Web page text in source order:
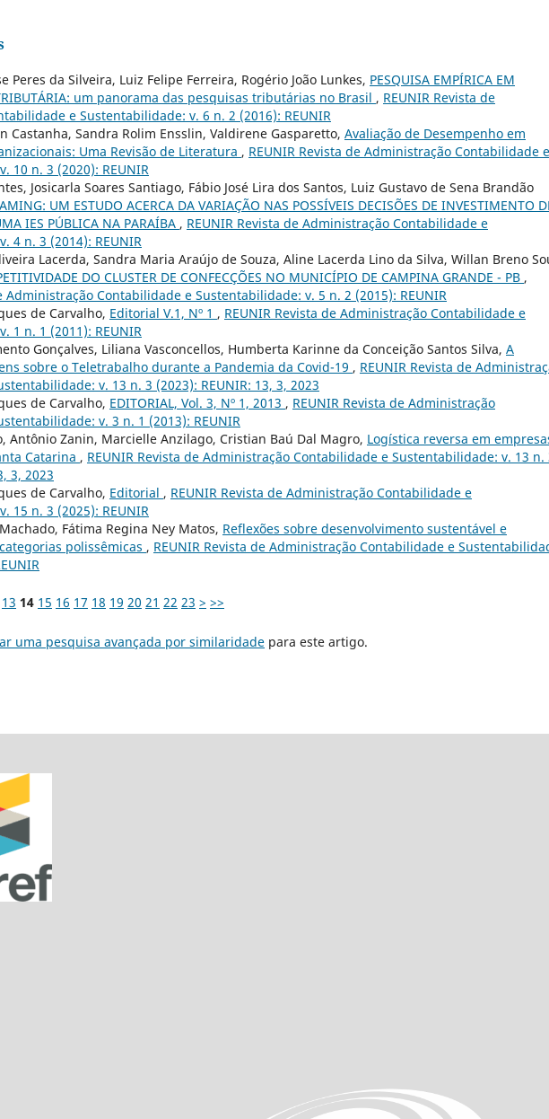
Peres da Silveira, Luiz Felipe Ferreira, Rogério João Lunkes, PESQUISA EMPÍRICA EM
um panorama das pesquisas tributárias no Brasil , REUNIR Revista de
e Sustentabilidade: v. 6 n. 2 (2016): REUNIR
Castanha, Sandra Rolim Ensslin, Valdirene Gasparetto, Avaliação de Desempenho em
Uma Revisão de Literatura , REUNIR Revista de Administração Contabilidade e
10 n. 3 (2020): REUNIR
Josicarla Soares Santiago, Fábio José Lira dos Santos, Luiz Gustavo de Sena Brandão
UM ESTUDO ACERCA DA VARIAÇÃO NAS POSSÍVEIS DECISÕES DE INVESTIMENTO
IES PÚBLICA NA PARAÍBA , REUNIR Revista de Administração Contabilidade e
4 n. 3 (2014): REUNIR
Lacerda, Sandra Maria Araújo de Souza, Aline Lacerda Lino da Silva, Willan Breno
DO CLUSTER DE CONFECÇÕES NO MUNICÍPIO DE CAMPINA GRANDE - PB ,
Administração Contabilidade e Sustentabilidade: v. 5 n. 2 (2015): REUNIR
de Carvalho, Editorial V.1, Nº 1 , REUNIR Revista de Administração Contabilidade e
1 n. 1 (2011): REUNIR
Gonçalves, Liliana Vasconcellos, Humberta Karinne da Conceição Santos Silva, A
sobre o Teletrabalho durante a Pandemia da Covid-19 , REUNIR Revista de
v. 13 n. 3 (2023): REUNIR: 13, 3, 2023
de Carvalho, EDITORIAL, Vol. 3, Nº 1, 2013 , REUNIR Revista de Administração
v. 3 n. 1 (2013): REUNIR
Antônio Zanin, Marcielle Anzilago, Cristian Baú Dal Magro, Logística reversa em
Catarina , REUNIR Revista de Administração Contabilidade e Sustentabilidade: v. 13 n.
3, 2023
de Carvalho, Editorial , REUNIR Revista de Administração Contabilidade e
15 n. 3 (2025): REUNIR
Fátima Regina Ney Matos, Reflexões sobre desenvolvimento sustentável e
polissêmicas , REUNIR Revista de Administração Contabilidade e
13 14 15 16 17 18 19 20 21 22 23 > >>
uma pesquisa avançada por similaridade para este artigo.